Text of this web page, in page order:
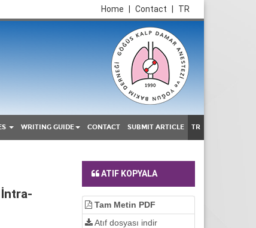
TR
Contact
Home
WRITING GUIDE CONTACT SUBMIT ARTICLE TR
ATIF KOPYALA
Tam Metin PDF
Atıf dosyası indir